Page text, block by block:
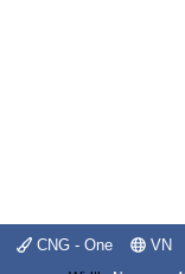
CNG - One VN